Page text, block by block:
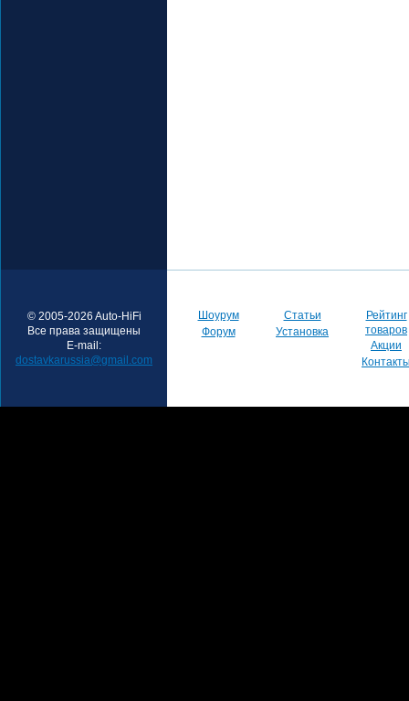
© 2005-2026 Auto-HiFi
Все права защищены
E-mail:
dostavkarussia@gmail.com
Шоурум
Форум
Статьи
Установка
Рейтинг
товаров
Акции